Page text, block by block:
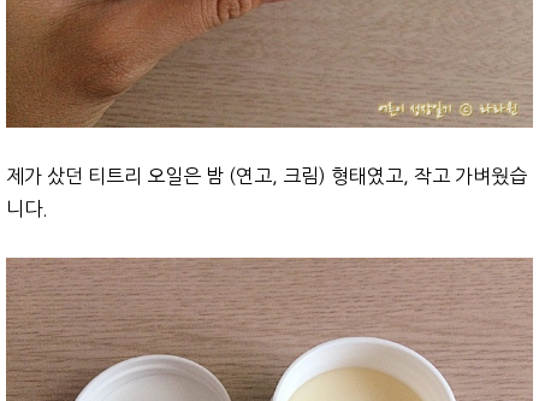
제가 샀던 티트리 오일은 밤 (연고, 크림) 형태였고, 작고 가벼웠습
니다.